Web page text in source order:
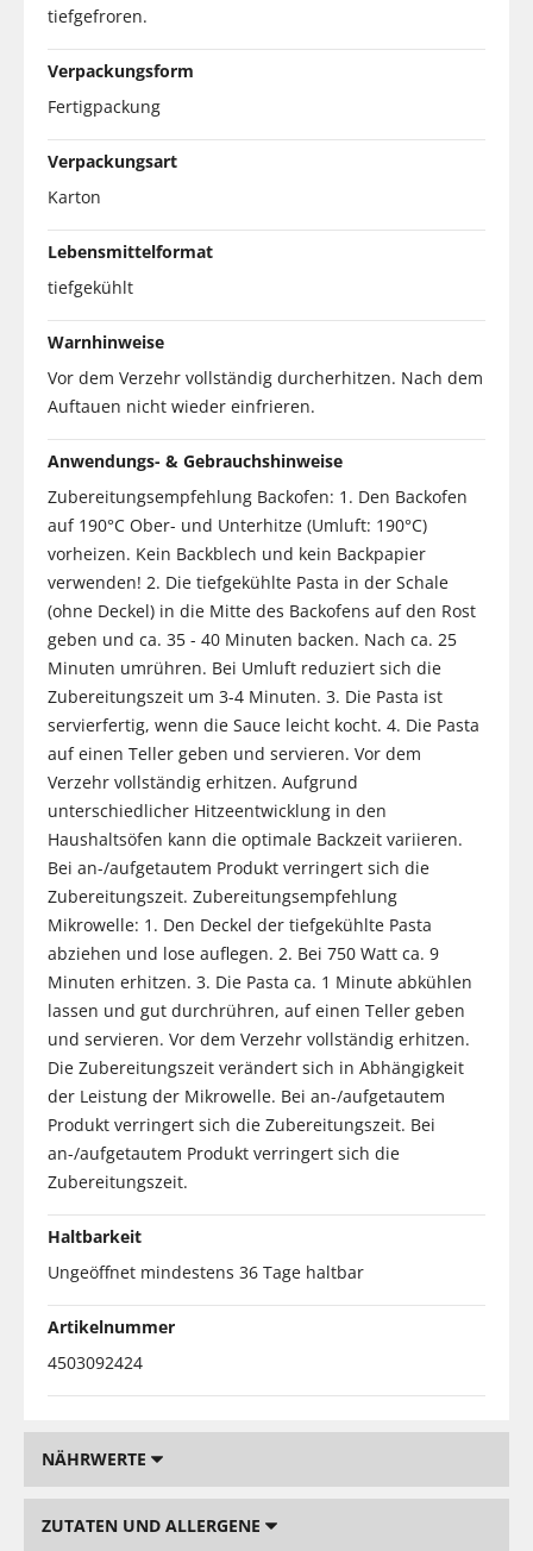
tiefgefroren.
Verpackungsform
Fertigpackung
Verpackungsart
Karton
Lebensmittelformat
tiefgekühlt
Warnhinweise
Vor dem Verzehr vollständig durcherhitzen. Nach dem
Auftauen nicht wieder einfrieren.
Anwendungs- & Gebrauchshinweise
Zubereitungsempfehlung Backofen: 1. Den Backofen
auf 190°C Ober- und Unterhitze (Umluft: 190°C)
vorheizen. Kein Backblech und kein Backpapier
verwenden! 2. Die tiefgekühlte Pasta in der Schale
(ohne Deckel) in die Mitte des Backofens auf den Rost
geben und ca. 35 - 40 Minuten backen. Nach ca. 25
Minuten umrühren. Bei Umluft reduziert sich die
Zubereitungszeit um 3-4 Minuten. 3. Die Pasta ist
servierfertig, wenn die Sauce leicht kocht. 4. Die Pasta
auf einen Teller geben und servieren. Vor dem
Verzehr vollständig erhitzen. Aufgrund
unterschiedlicher Hitzeentwicklung in den
Haushaltsöfen kann die optimale Backzeit variieren.
Bei an-/aufgetautem Produkt verringert sich die
Zubereitungszeit. Zubereitungsempfehlung
Mikrowelle: 1. Den Deckel der tiefgekühlte Pasta
abziehen und lose auflegen. 2. Bei 750 Watt ca. 9
Minuten erhitzen. 3. Die Pasta ca. 1 Minute abkühlen
lassen und gut durchrühren, auf einen Teller geben
und servieren. Vor dem Verzehr vollständig erhitzen.
Die Zubereitungszeit verändert sich in Abhängigkeit
der Leistung der Mikrowelle. Bei an-/aufgetautem
Produkt verringert sich die Zubereitungszeit. Bei
an-/aufgetautem Produkt verringert sich die
Zubereitungszeit.
Haltbarkeit
Ungeöffnet mindestens 36 Tage haltbar
Artikelnummer
4503092424
NÄHRWERTE
ZUTATEN UND ALLERGENE